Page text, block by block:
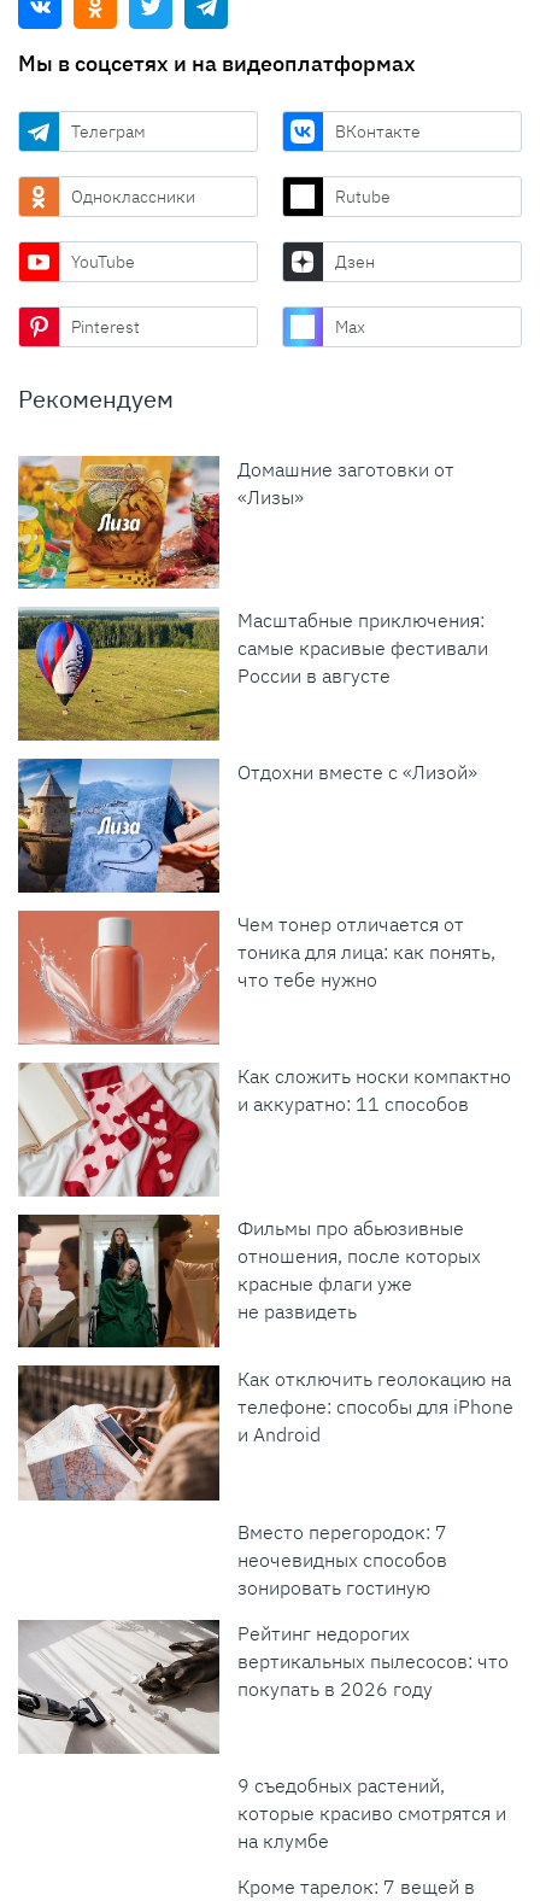
Мы в соцсетях и на видеоплатформах
Телеграм ВКонтакте
Одноклассники Rutube
YouTube Дзен
Pinterest Max
Рекомендуем
Домашние заготовки от
«Лизы»
Масштабные приключения:
самые красивые фестивали
России в августе
Отдохни вместе с «Лизой»
Чем тонер отличается от
тоника для лица: как понять,
что тебе нужно
Как сложить носки компактно
и аккуратно: 11 способов
Фильмы про абьюзивные
отношения, после которых
красные флаги уже
не развидеть
Как отключить геолокацию на
телефоне: способы для iPhone
и Android
Вместо перегородок: 7
неочевидных способов
зонировать гостиную
Рейтинг недорогих
вертикальных пылесосов: что
покупать в 2026 году
9 съедобных растений,
которые красиво смотрятся и
на клумбе
Кроме тарелок: 7 вещей в